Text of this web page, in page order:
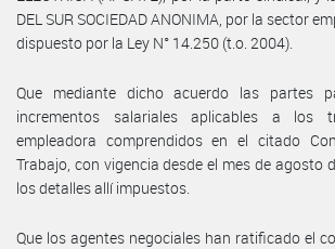
DEL SUR SOCIEDAD ANONIMA, por la sector
dispuesto por la Ley N° 14.250 (t.o. 2004).
Que mediante dicho acuerdo las partes
incrementos salariales aplicables a los
empleadora comprendidos en el citado
Trabajo, con vigencia desde el mes de agosto
los detalles allí impuestos.
Que los agentes negociales han ratificado el